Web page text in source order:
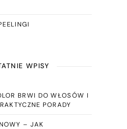
WPISY
BRWI DO WŁOSÓW I
PORADY
– JAK